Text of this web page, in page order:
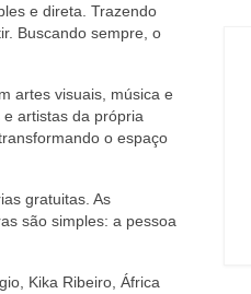
e direta. Trazendo
Buscando sempre, o
artes visuais, música e
artistas da própria
o espaço
gratuitas. As
são simples: a pessoa
Kika Ribeiro, África